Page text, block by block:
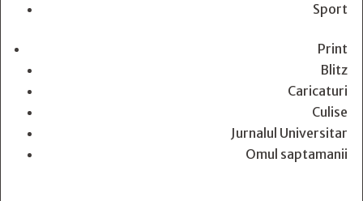
Sport
Print
Blitz
Caricaturi
Culise
Jurnalul Universitar
Omul saptamanii